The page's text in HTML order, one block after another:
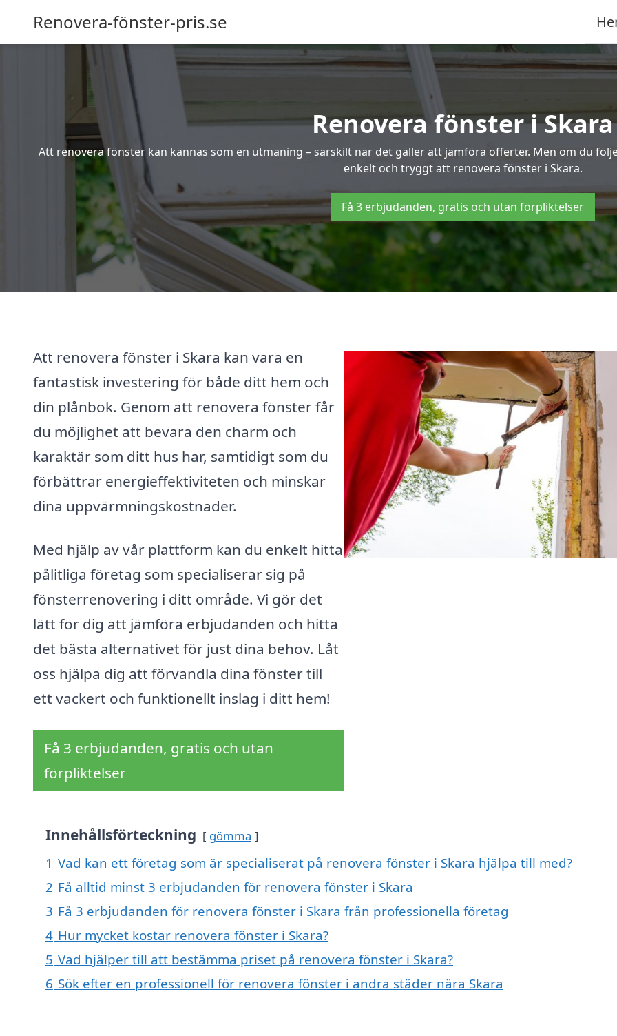
Renovera-fönster-pris.se
Renovera fönster i Skara
Att renovera fönster kan kännas som en utmaning – särskilt när det gäller att jämföra offerter. Men om du
enkelt och tryggt att renovera fönster i Skara.
Få 3 erbjudanden, gratis och utan förpliktelser
Att renovera fönster i Skara kan vara en
fantastisk investering för både ditt hem och
din plånbok. Genom att renovera fönster får
du möjlighet att bevara den charm och
karaktär som ditt hus har, samtidigt som du
förbättrar energieffektiviteten och minskar
dina uppvärmningskostnader.
Med hjälp av vår plattform kan du enkelt hitta
pålitliga företag som specialiserar sig på
fönsterrenovering i ditt område. Vi gör det
lätt för dig att jämföra erbjudanden och hitta
det bästa alternativet för just dina behov. Låt
oss hjälpa dig att förvandla dina fönster till
ett vackert och funktionellt inslag i ditt hem!
Få 3 erbjudanden, gratis och utan
förpliktelser
Innehållsförteckning gömma
1 Vad kan ett företag som är specialiserat på renovera fönster i Skara hjälpa till med?
2 Få alltid minst 3 erbjudanden för renovera fönster i Skara
3 Få 3 erbjudanden för renovera fönster i Skara från professionella företag
4 Hur mycket kostar renovera fönster i Skara?
5 Vad hjälper till att bestämma priset på renovera fönster i Skara?
6 Sök efter en professionell för renovera fönster i andra städer nära Skara